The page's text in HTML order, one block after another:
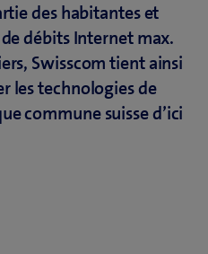
des habitantes et
débits Internet max.
Swisscom tient ainsi
les technologies de
commune suisse d’ici